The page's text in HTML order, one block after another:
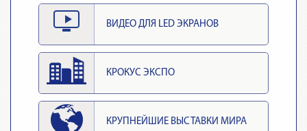
ВИДЕО ДЛЯ LED ЭКРАНОВ
КРОКУС ЭКСПО
КРУПНЕЙШИЕ ВЫСТАВКИ МИРА